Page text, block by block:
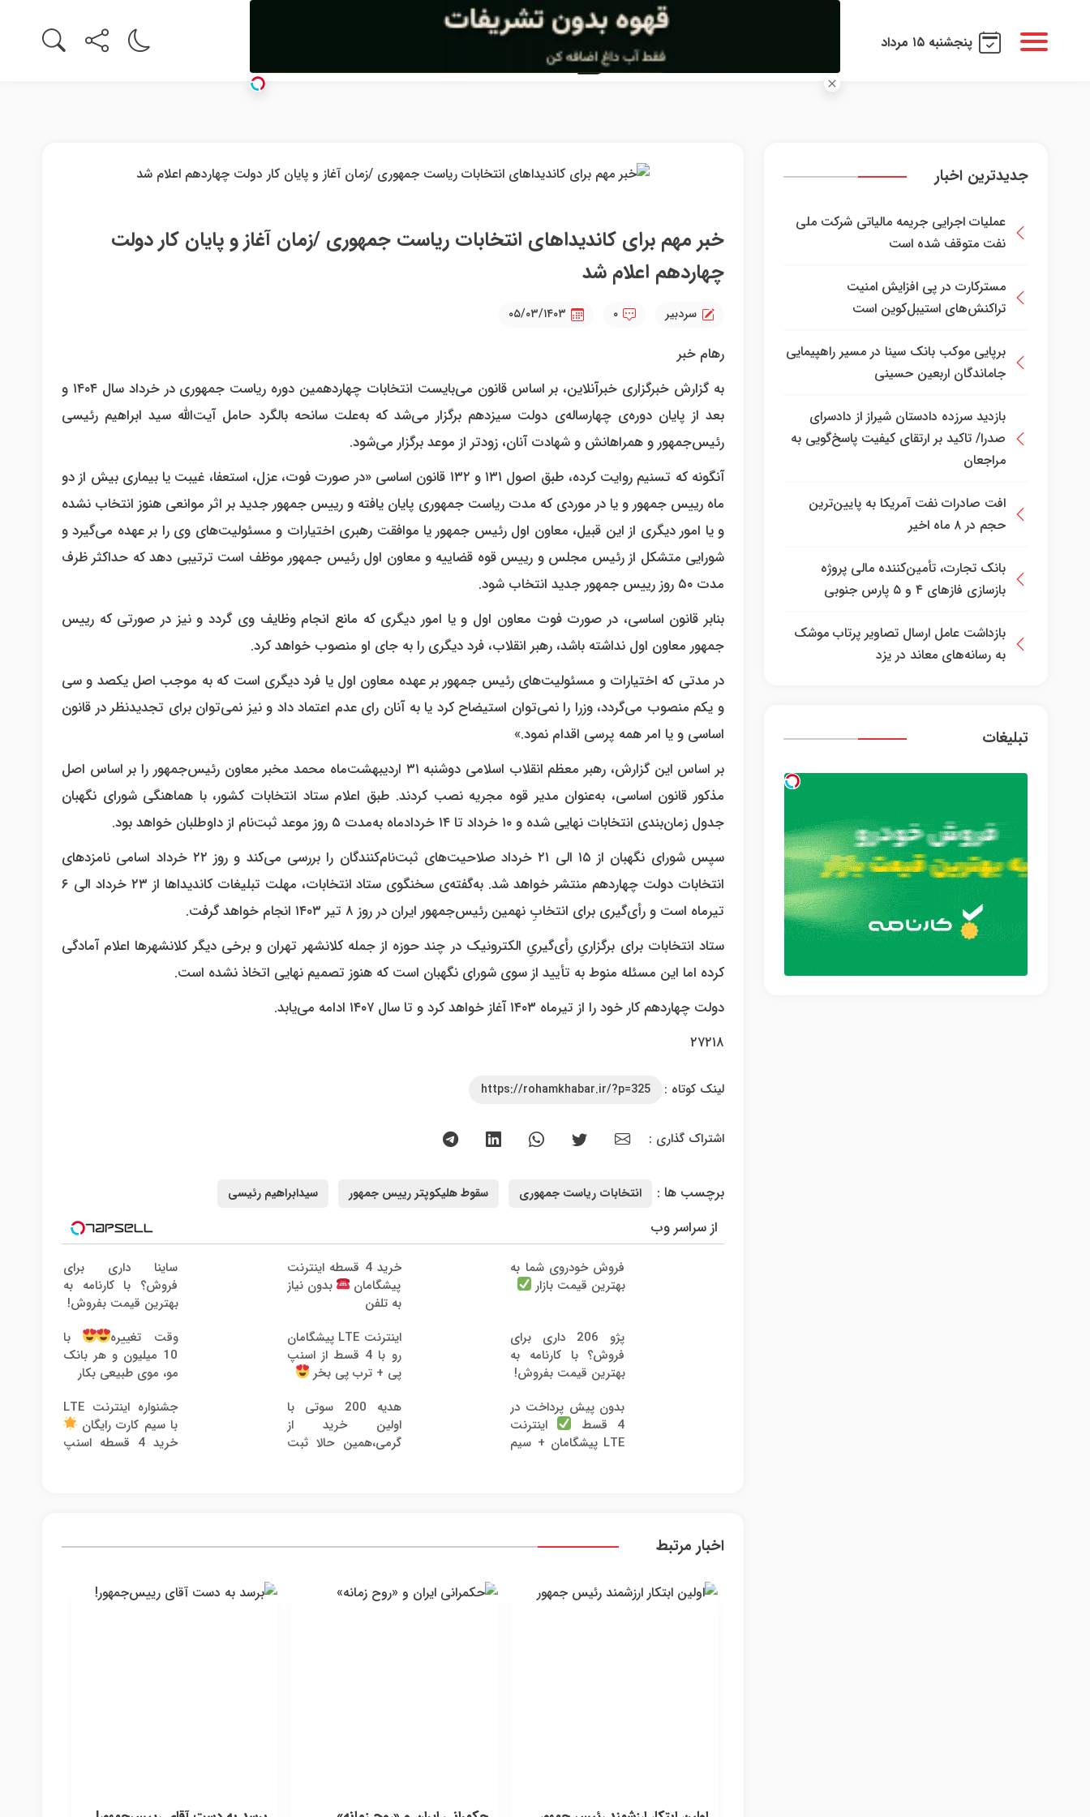
پنجشنبه ۱۵ مرداد
جدیدترین اخبار
عملیات اجرایی جریمه مالیاتی شرکت ملی
نفت متوقف شده است
مسترکارت در پی افزایش امنیت
تراکنش‌های استیبل‌کوین است
برپایی موکب بانک سینا در مسیر راهپیمایی
جاماندگان اربعین حسینی
بازدید سرزده دادستان شیراز از دادسرای
صدرا/ تاکید بر ارتقای کیفیت پاسخ‌گویی به
مراجعان
افت صادرات نفت آمریکا به پایین‌ترین
حجم در ۸ ماه اخیر
بانک تجارت، تأمین‌کننده مالی پروژه
بازسازی فازهای ۴ و ۵ پارس جنوبی
بازداشت عامل ارسال تصاویر پرتاب موشک
به رسانه‌های معاند در یزد
تبلیغات
خبر مهم برای کاندیداهای انتخابات ریاست جمهوری /زمان آغاز و پایان کار دولت
چهاردهم اعلام شد
سردبیر ۰ ۰۵/۰۳/۱۴۰۳
رهام خبر
به گزارش خبرگزاری خبرآنلاین، بر اساس قانون می‌بایست انتخابات چهاردهمین دوره ریاست جمهوری در خرداد سال ۱۴۰۴ و
بعد از پایان دوره‌ی چهارساله‌ی دولت سیزدهم برگزار می‌شد که به‌علت سانحه بالگرد حامل آیت‌الله سید ابراهیم رئیسی
رئیس‌جمهور و همراهانش و شهادت آنان، زودتر از موعد برگزار می‌شود.
آنگونه که تسنیم روایت کرده، طبق اصول ۱۳۱ و ۱۳۲ قانون اساسی «در صورت‏ فوت‏، عزل‏، استعفا، غیبت‏ یا بیماری بیش‏ از دو
ماه‏ رییس‏ جمهور و یا در موردی که‏ مدت‏ ریاست‏ جمهوری پایان‏ یافته‏ و رییس‏ جمهور جدید بر اثر موانعی هنوز انتخاب‏ نشده‏
و یا امور دیگری از این‏ قبیل‏، معاون‏ اول‏ رئیس‏ جمهور یا موافقت‏ رهبری اختیارات‏ و مسئولیت‌های وی را بر عهده‏ می‌گیرد و
شورایی متشکل‏ از رئیس‏ مجلس‏ و رییس‏ قوه‏ قضاییه‏ و معاون‏ اول‏ رئیس‏ جمهور موظف‏ است‏ ترتیبی دهد که‏ حداکثر ظرف‏
مدت‏ ۵۰ روز رییس‏ جمهور جدید انتخاب‏ شود.
بنابر قانون اساسی، در صورت‏ فوت‏ معاون‏ اول‏ و یا امور دیگری که‏ مانع انجام‏ وظایف‏ وی گردد و نیز در صورتی که‏ رییس‏
جمهور معاون‏ اول‏ نداشته‏ باشد، رهبر انقلاب، فرد دیگری را به‏ جای او منصوب‏ خواهد کرد.
در مدتی که‏ اختیارات‏ و مسئولیت‌های رئیس‏ جمهور بر عهده‏ معاون‏ اول‏ یا فرد دیگری است‏ که‏ به‏ موجب‏ اصل‏ یکصد و سی‏
و یکم‏ منصوب‏ می‌گردد، وزرا را نمی‌توان‏ استیضاح‏ کرد یا به‏ آنان‏ رای‏ عدم‏ اعتماد داد و نیز نمی‏‌توان‏ برای‏ تجدیدنظر در قانون‏
اساسی‏ و یا امر همه‏ پرسی‏ اقدام‏ نمود.»
بر اساس این گزارش، رهبر معظم انقلاب اسلامی دوشنبه ۳۱ اردیبهشت‌ماه محمد مخبر معاون رئیس‌جمهور را بر اساس اصل
مذکور قانون اساسی، به‌عنوان مدیر قوه مجریه نصب کردند. طبق اعلام ستاد انتخابات کشور، با هماهنگی شورای نگهبان
جدول زمان‌بندی انتخابات نهایی شده و ۱۰ خرداد تا ۱۴ خردادماه به‌مدت ۵ روز موعد ثبت‌نام از داوطلبان خواهد بود.
سپس شورای نگهبان از ۱۵ الی ۲۱ خرداد صلاحیت‌های ثبت‌نام‌کنندگان را بررسی می‌کند و روز ۲۲ خرداد اسامی نامزدهای
انتخابات دولت چهاردهم منتشر خواهد شد. به‌گفته‌ی سخنگوی ستاد انتخابات، مهلت تبلیغات کاندیداها از ۲۳ خرداد الی ۶
تیرماه است و رأی‌گیری برای انتخابِ نهمین رئیس‌جمهور ایران در روز ۸ تیر ۱۴۰۳ انجام خواهد گرفت.
ستاد انتخابات برای برگزاریِ رأی‌گیریِ الکترونیک در چند حوزه از جمله کلانشهر تهران و برخی دیگر کلانشهرها اعلام آمادگی
کرده اما این مسئله منوط به تأیید از سوی شورای نگهبان است که هنوز تصمیم نهایی اتخاذ نشده است.
دولت چهاردهم کار خود را از تیرماه ۱۴۰۳ آغاز خواهد کرد و تا سال ۱۴۰۷ ادامه می‌یابد.
۲۷۲۱۸
لینک کوتاه : https://rohamkhabar.ir/?p=325
اشتراک گذاری :
برچسب ها : انتخابات ریاست جمهوری سقوط هلیکوپتر رییس جمهور سیدابراهیم رئیسی
از سراسر وب
فروش خودروی شما به
بهترین قیمت بازار
خرید 4 قسطه اینترنت
پیشگامان
بدون نیاز
به تلفن
ساینا داری برای
فروش؟ با کارنامه به
بهترین قیمت بفروش!
پژو 206 داری برای
فروش؟ با کارنامه به
بهترین قیمت بفروش!
اینترنت LTE پیشگامان
رو با 4 قسط از اسنپ
پی + ترب پی بخر
وقت تغییره
با
10 میلیون و هر بانک
مو، موی طبیعی بکار
بدون پیش پرداخت در
4 قسط
اینترنت
LTE پیشگامان + سیم
هدیه 200 سوتی با
اولین خرید از
گرمی،همین حالا ثبت
جشنواره اینترنت LTE
با سیم کارت رایگان
خرید 4 قسطه اسنپ
اخبار مرتبط